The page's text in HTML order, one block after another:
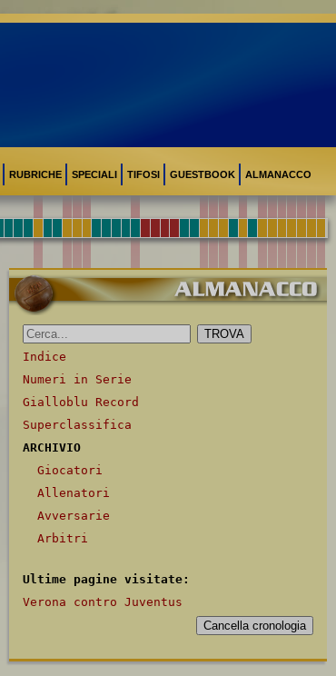
RUBRICHE SPECIALI TIFOSI GUESTBOOK ALMANACCO
Indice
Numeri in Serie
Gialloblu Record
Superclassifica
ARCHIVIO
Giocatori
Allenatori
Avversarie
Arbitri
Ultime pagine visitate:
Verona contro Juventus